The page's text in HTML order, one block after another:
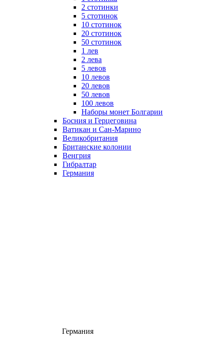
2 стотинки
5 стотинок
10 стотинок
20 стотинок
50 стотинок
1 лев
2 лева
5 левов
10 левов
20 левов
50 левов
100 левов
Наборы монет Болгарии
Босния и Герцеговина
Ватикан и Сан-Марино
Великобритания
Британские колонии
Венгрия
Гибралтар
Германия
Германия